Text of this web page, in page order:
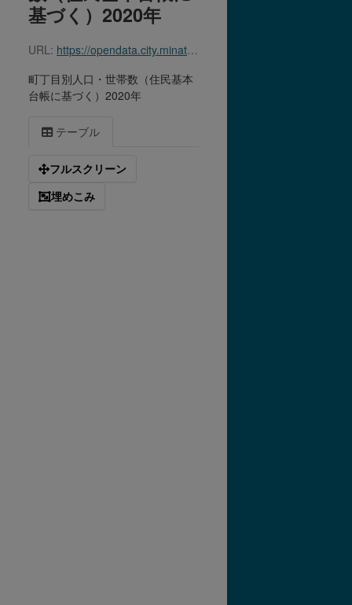
基づく）2020年
URL: https://opendata.city.minato.tokyo.jp/dataset/213a32cd-85de-4c30-aaf9-7164c5bf06c9/resource/9443db8d-a9d3-46e1-8ffe-072827b95687/download/chomokubetsu_2020.csv
町丁目別人口・世帯数（住民基本
台帳に基づく）2020年
テーブル
フルスクリーン
埋めこみ